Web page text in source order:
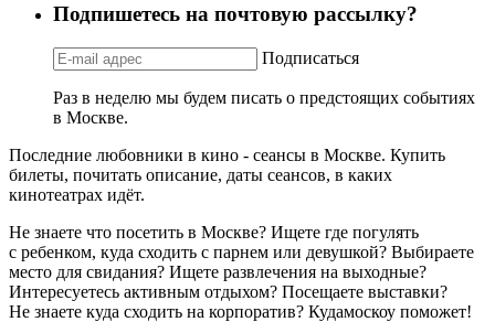
Подпишетесь на почтовую рассылку?
Подписаться
Раз в неделю мы будем писать о предстоящих событиях
в Москве.
Последние любовники в кино - сеансы в Москве. Купить
билеты, почитать описание, даты сеансов, в каких
кинотеатрах идёт.
Не знаете что посетить в Москве? Ищете где погулять
с ребенком, куда сходить с парнем или девушкой? Выбираете
место для свидания? Ищете развлечения на выходные?
Интересуетесь активным отдыхом? Посещаете выставки?
Не знаете куда сходить на корпоратив? Кудамоскоу поможет!